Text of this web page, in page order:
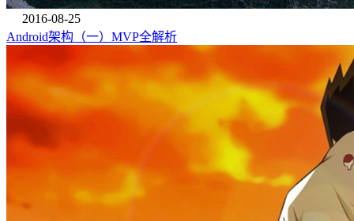
2016-08-25
Android架构（一）MVP全解析